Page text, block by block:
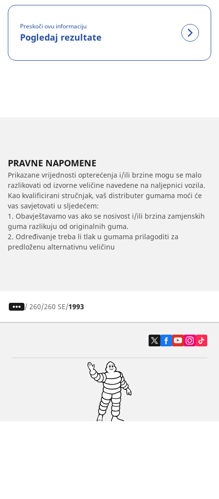
Preskoči ovu informaciju
Pogledaj rezultate
PRAVNE NAPOMENE
Prikazane vrijednosti opterećenja i/ili brzine mogu se malo
razlikovati od izvorne veličine navedene na naljepnici vozila.
Kao kvalificirani stručnjak, vaš distributer gumama moći će
vas savjetovati u sljedećem:
1. Obavještavamo vas ako se nosivost i/ili brzina zamjenskih
guma razlikuju od originalnih guma.
2. Određivanje treba li tlak u gumama prilagoditi za
predloženu alternativnu veličinu
/ 260 260 SE 1993